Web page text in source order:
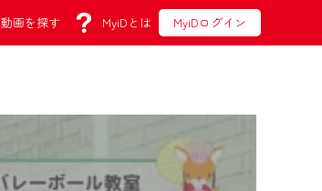
動画を探す MyiDとは MyiDログイン